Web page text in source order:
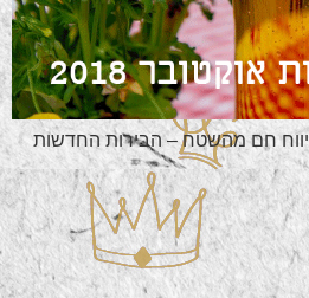
חם מהשטח – הבירות החדשות